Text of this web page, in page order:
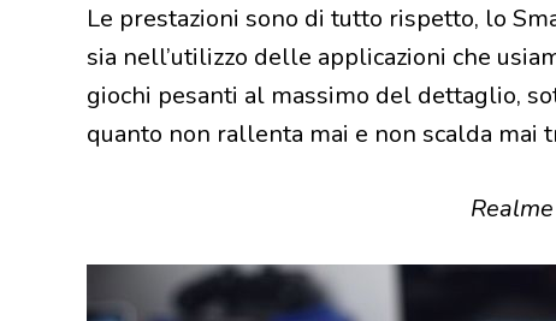
Le prestazioni sono di tutto rispetto, lo
sia nell’utilizzo delle applicazioni che
giochi pesanti al massimo del dettaglio,
quanto non rallenta mai e non scalda mai